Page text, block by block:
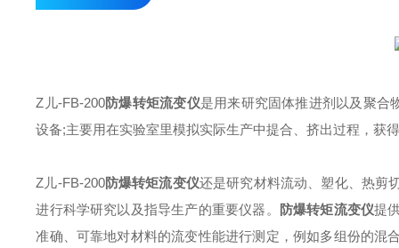
Z儿-FB-200防爆转矩流变仪是用来研究固体推进剂以及聚合
设备;主要用在实验室里模拟实际生产中提合、挤出过程，获
Z儿-FB-200防爆转矩流变仪还是研究材料流动、塑化、热剪
进行科学研究以及指导生产的重要仪器。
防爆转矩流变仪提
准确、可靠地对材料的流变性能进行测定，例如多组份的混